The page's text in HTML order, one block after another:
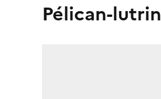
pélican-lutrin